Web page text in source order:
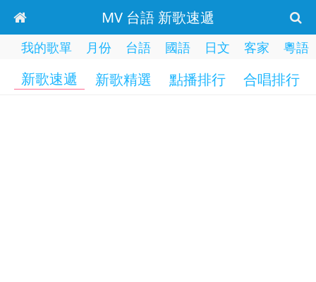
MV 台語 新歌速遞
我的歌單 月份 台語 國語 日文 客家 粵語
新歌速遞 新歌精選 點播排行 合唱排行